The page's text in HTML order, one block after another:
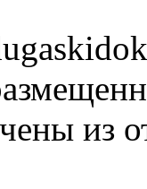
из